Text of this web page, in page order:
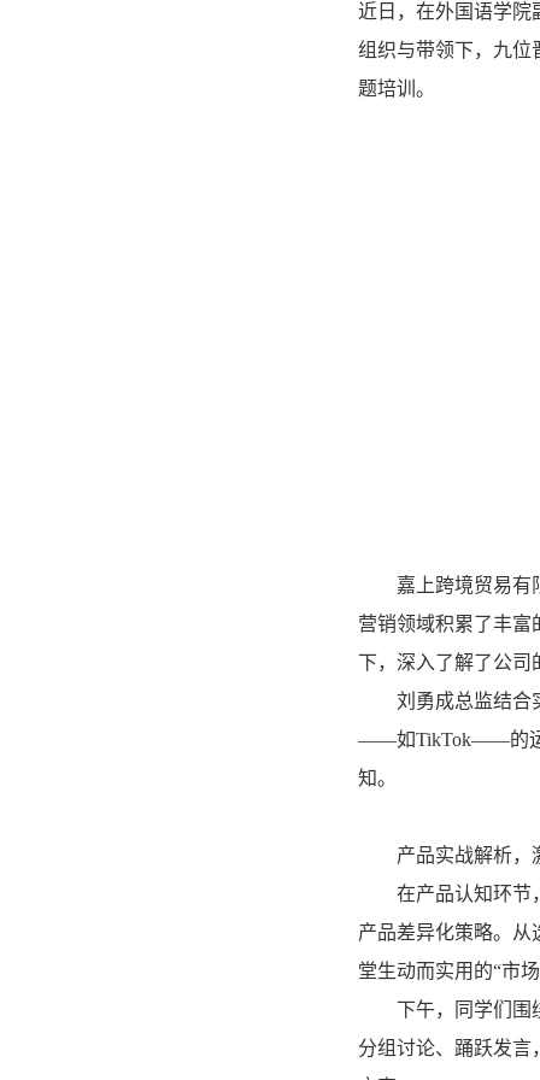
近日，在外国语学院
组织与带领下，九位
题培训。
嘉上跨境贸易有
营销领域积累了丰富
下，深入了解了公司
刘勇成总监结合
——如TikTok——的运
知。
产品实战解析，
在产品认知环节
产品差异化策略。从
堂生动而实用的“市
下午，同学们围
分组讨论、踊跃发言